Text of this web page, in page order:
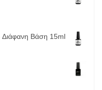
Βάση 15ml